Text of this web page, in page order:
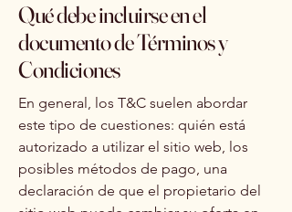
Qué debe incluirse en el
documento de Términos y
Condiciones
En general, los T&C suelen abordar
este tipo de cuestiones: quién está
autorizado a utilizar el sitio web, los
posibles métodos de pago, una
declaración de que el propietario del